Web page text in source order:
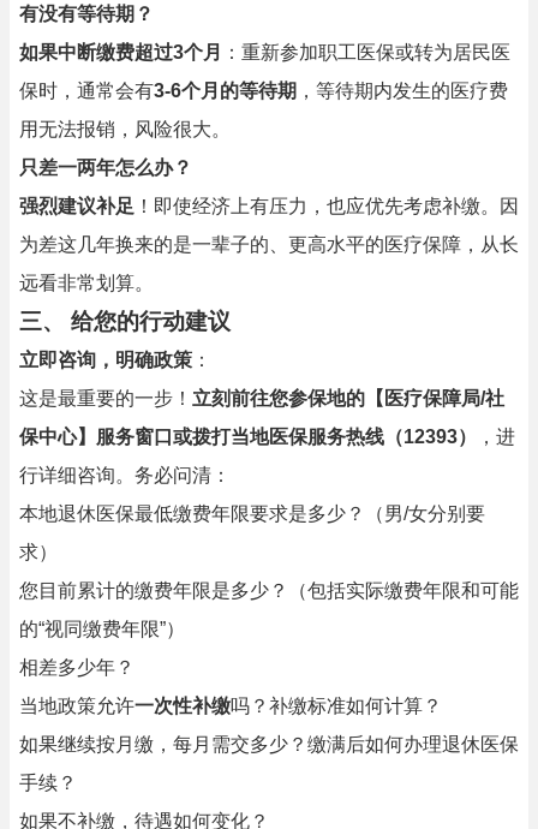
有没有等待期？
如果中断缴费超过3个月
：重新参加职工医保或转为居民医
保时，通常会有3-6个月的等待期 ，等待期内发生的医疗费
用无法报销，风险很大。
只差一两年怎么办？
强烈建议补足 ！即使经济上有压力，也应优先考虑补缴。因
为差这几年换来的是一辈子的、更高水平的医疗保障，从长
远看非常划算。
三、 给您的行动建议
立即咨询，明确政策 ：
这是最重要的一步！ 立刻前往您参保地的【医疗保障局/社
保中心】服务窗口或拨打当地医保服务热线（12393）
，进
行详细咨询。务必问清：
本地退休医保最低缴费年限要求是多少？（男/女分别要
求）
您目前累计的缴费年限是多少？（包括实际缴费年限和可能
的“视同缴费年限”）
相差多少年？
当地政策允许一次性补缴吗？补缴标准如何计算？
如果继续按月缴，每月需交多少？缴满后如何办理退休医保
手续？
如果不补缴，待遇如何变化？